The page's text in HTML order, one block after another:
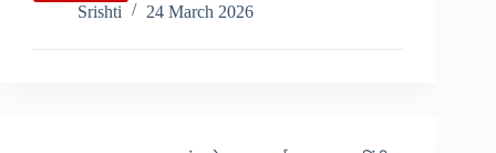
शुभ
मुहूर्त….
यात्रा
2026,
Srishti 24 March 2026